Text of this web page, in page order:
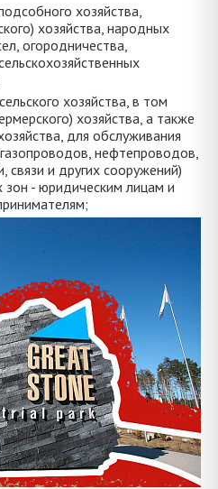
хозяйства,
хозяйства, народных
огородничества,
хозяйства, в том
хозяйства, а также
для обслуживания
нефтепроводов,
связи и других сооружений)
зон - юридическим лицам и